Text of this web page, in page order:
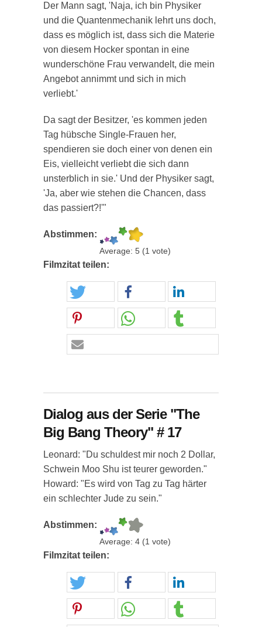
Der Mann sagt, 'Naja, ich bin Physiker
und die Quantenmechanik lehrt uns doch,
dass es möglich ist, dass sich die Materie
von diesem Hocker spontan in eine
wunderschöne Frau verwandelt, die mein
Angebot annimmt und sich in mich
verliebt.'
Da sagt der Besitzer, 'es kommen jeden
Tag hübsche Single-Frauen her,
spendieren sie doch einer von denen ein
Eis, vielleicht verliebt die sich dann
unsterblich in sie.' Und der Physiker sagt,
'Ja, aber wie stehen die Chancen, dass
das passiert?!'"
Abstimmen:
Average: 5 (1 vote)
Filmzitat teilen:
Dialog aus der Serie "The
Big Bang Theory" # 17
Leonard: "Du schuldest mir noch 2 Dollar,
Schwein Moo Shu ist teurer geworden."
Howard: "Es wird von Tag zu Tag härter
ein schlechter Jude zu sein."
Abstimmen:
Average: 4 (1 vote)
Filmzitat teilen: